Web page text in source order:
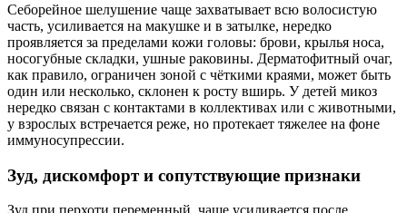
Себорейное шелушение чаще захватывает всю волосистую
часть, усиливается на макушке и в затылке, нередко
проявляется за пределами кожи головы: брови, крылья носа,
носогубные складки, ушные раковины. Дерматофитный очаг,
как правило, ограничен зоной с чёткими краями, может быть
один или несколько, склонен к росту вширь. У детей микоз
нередко связан с контактами в коллективах или с животными,
у взрослых встречается реже, но протекает тяжелее на фоне
иммуносупрессии.
Зуд, дискомфорт и сопутствующие признаки